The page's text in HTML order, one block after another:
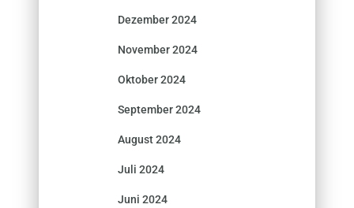
Dezember 2024
November 2024
Oktober 2024
September 2024
August 2024
Juli 2024
Juni 2024